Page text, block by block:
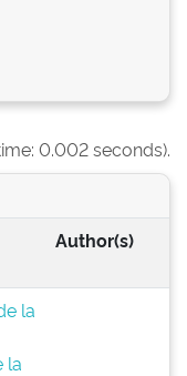
0.002 seconds).
Author(s)
la
la